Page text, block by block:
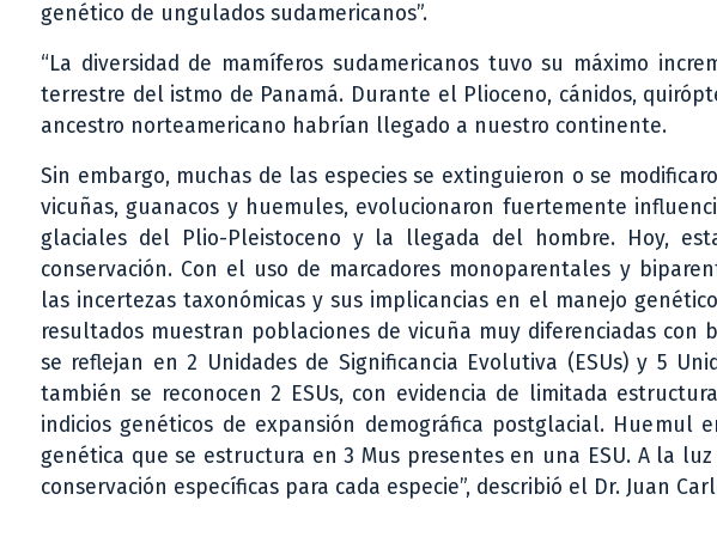
genético de ungulados sudamericanos”.
“La diversidad de mamíferos sudamericanos tuvo su máximo
terrestre del istmo de Panamá. Durante el Plioceno, cánidos,
ancestro norteamericano habrían llegado a nuestro continente.
Sin embargo, muchas de las especies se extinguieron o se
vicuñas, guanacos y huemules, evolucionaron fuertemente
glaciales del Plio-Pleistoceno y la llegada del hombre. Hoy,
conservación. Con el uso de marcadores monoparentales y
las incertezas taxonómicas y sus implicancias en el manejo
resultados muestran poblaciones de vicuña muy diferenciadas
se reflejan en 2 Unidades de Significancia Evolutiva (ESUs) y 5
también se reconocen 2 ESUs, con evidencia de limitada
indicios genéticos de expansión demográfica postglacial. Huemul
genética que se estructura en 3 Mus presentes en una ESU. A la
conservación específicas para cada especie”, describió el Dr. Juan